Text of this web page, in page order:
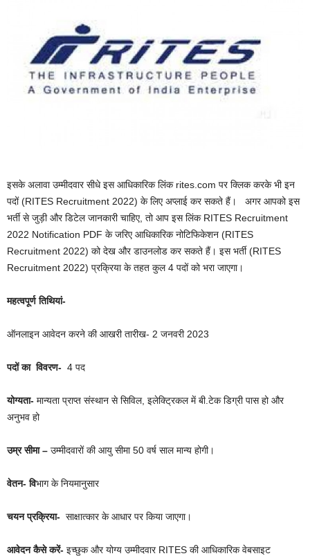
इसके अलावा उम्मीदवार सीधे इस आधिकारिक लिंक rites.com पर क्लिक करके भी इन
पदों (RITES Recruitment 2022) के लिए अप्लाई कर सकते हैं। अगर आपको इस
भर्ती से जुड़ी और डिटेल जानकारी चाहिए, तो आप इस लिंक RITES Recruitment
2022 Notification PDF के जरिए आधिकारिक नोटिफिकेशन (RITES
Recruitment 2022) को देख और डाउनलोड कर सकते हैं। इस भर्ती (RITES
Recruitment 2022) प्रक्रिया के तहत कुल 4 पदों को भरा जाएगा।
महत्वपूर्ण तिथियां-
ऑनलाइन आवेदन करने की आखरी तारीख- 2 जनवरी 2023
पदों का विवरण- 4 पद
योग्यता- मान्यता प्राप्त संस्थान से सिविल, इलेक्ट्रिकल में बी.टेक डिग्री पास हो और
अनुभव हो
उम्र सीमा – उम्मीदवारों की आयु सीमा 50 वर्ष साल मान्य होगी।
वेतन- विभाग के नियमानुसार
चयन प्रक्रिया- साक्षात्कार के आधार पर किया जाएगा।
आवेदन कैसे करें- इच्छुक और योग्य उम्मीदवार RITES की आधिकारिक वेबसाइट